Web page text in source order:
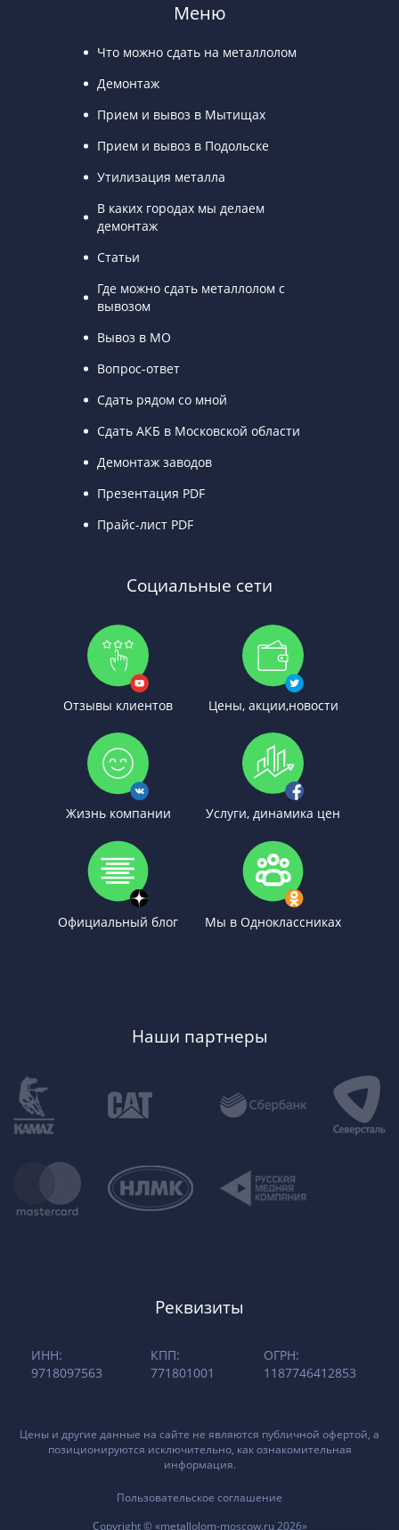
Меню
Что можно сдать на металлолом
Демонтаж
Прием и вывоз в Мытищах
Прием и вывоз в Подольске
Утилизация металла
В каких городах мы делаем
демонтаж
Статьи
Где можно сдать металлолом с
вывозом
Вывоз в МО
Вопрос-ответ
Сдать рядом со мной
Сдать АКБ в Московской области
Демонтаж заводов
Презентация PDF
Прайс-лист PDF
Социальные сети
Отзывы клиентов Цены, акции,новости
Жизнь компании Услуги, динамика цен
Официальный блог Мы в Одноклассниках
Наши партнеры
Реквизиты
ИНН:
9718097563
КПП:
771801001
ОГРН:
1187746412853
Цены и другие данные на сайте не являются публичной офертой, а
позиционируются исключительно, как ознакомительная
информация.
Пользовательское соглашение
Copyright © «metallolom-moscow.ru 2026»